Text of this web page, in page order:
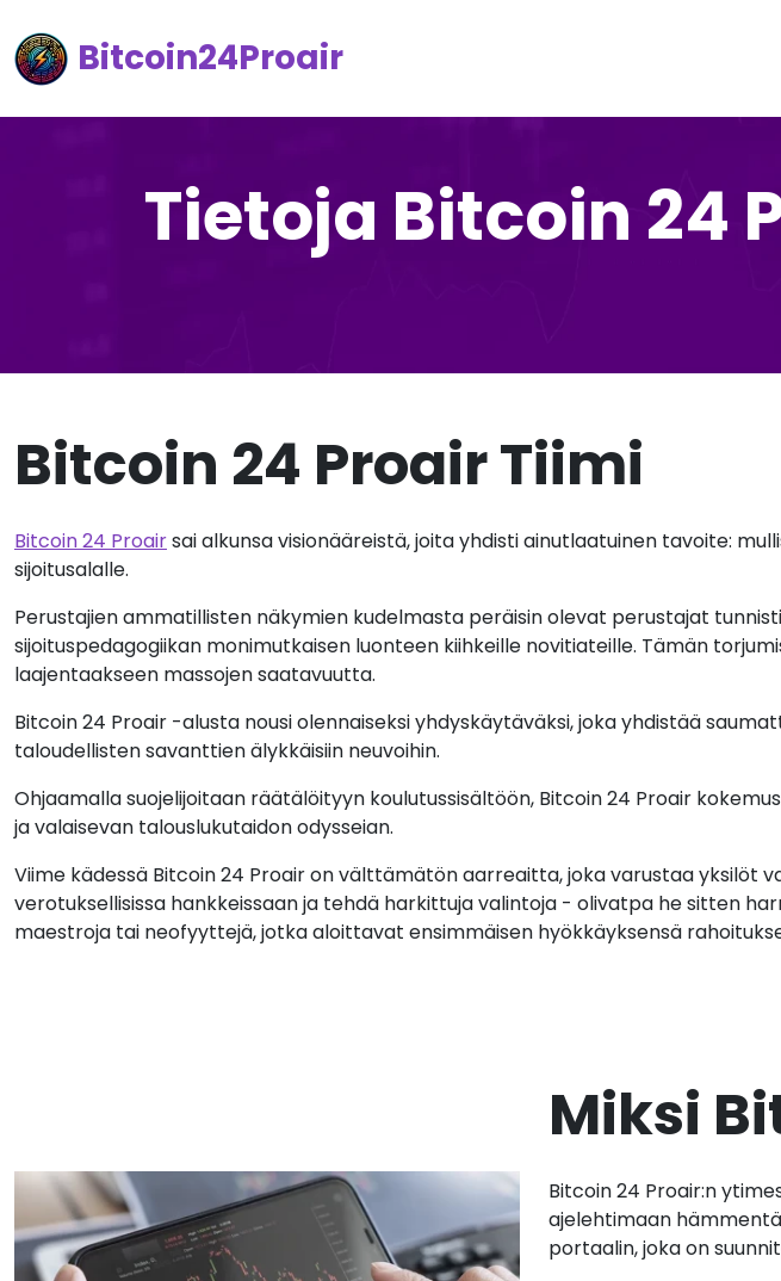
Bitcoin24Proair
Tietoja Bitcoin 24
Bitcoin 24 Proair Tiimi
Bitcoin 24 Proairsai alkunsa visionääreistä, joita yhdisti ainutlaatuinen tavoite:
sijoitusalalle.
Perustajien ammatillisten näkymien kudelmasta peräisin olevat perustajat
sijoituspedagogiikan monimutkaisen luonteen kiihkeille novitiateille. Tämän
laajentaakseen massojen saatavuutta.
Bitcoin 24 Proair -alusta nousi olennaiseksi yhdyskäytäväksi, joka yhdistää
taloudellisten savanttien älykkäisiin neuvoihin.
Ohjaamalla suojelijoitaan räätälöityyn koulutussisältöön, Bitcoin 24 Proair
ja valaisevan talouslukutaidon odysseian.
Viime kädessä Bitcoin 24 Proair on välttämätön aarreaitta, joka varustaa yksilöt
verotuksellisissa hankkeissaan ja tehdä harkittuja valintoja - olivatpa he sitten
maestroja tai neofyyttejä, jotka aloittavat ensimmäisen hyökkäyksensä
Miksi
Bitcoin 24 Proair:n
ajelehtimaan
portaalin, joka on